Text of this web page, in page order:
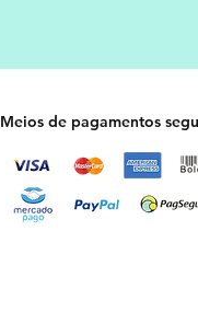
Meios de pagamentos